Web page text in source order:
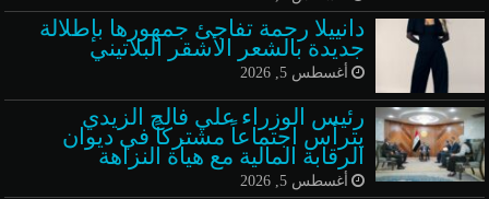
دانييلا رحمة تفاجئ جمهورها بإطلالة
جديدة بالشعر الأشقر البلاتيني
أغسطس 5, 2026
رئيس الوزراء علي فالح الزيدي
يترأس اجتماعاً مشتركاً في ديوان
الرقابة المالية مع هيأة النزاهة
أغسطس 5, 2026